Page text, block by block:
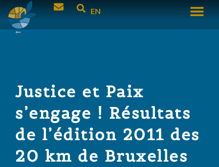
EN
Justice et Paix
s’engage ! Résultats
de l’édition 2011 des
20 km de Bruxelles